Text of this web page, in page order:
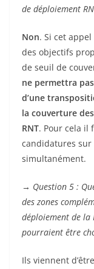
de déploiement
Non. Si cet
des objectifs
de seuil de
ne permettra
d’une
la couverture
RNT. Pour cela il
candidatures sur
simultanément.
→ Question 5 :
des zones
déploiement de la
pourraient être
Ils viennent